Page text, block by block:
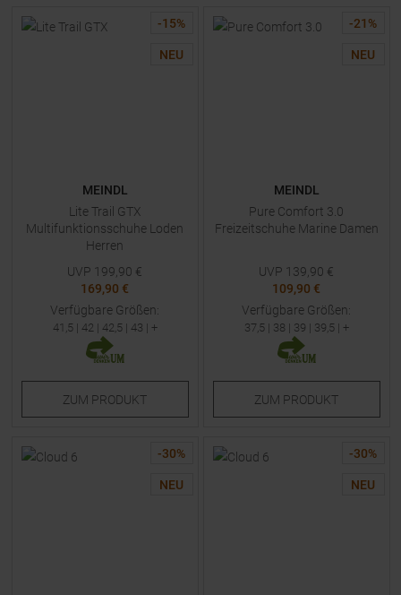
-15%
NEU
MEINDL
Lite Trail GTX
Multifunktionsschuhe Loden
Herren
UVP 199,90 €
169,90 €
Verfügbare Größen:
41,5 | 42| 42,5 | 43 | +
ZUM PRODUKT
-21 %
NEU
MEINDL
Pure Comfort 3.0
Freizeitschuhe Marine Damen
UVP 139,90 €
109,90 €
Verfügbare Größen:
37,5 | 38 | 39 | 39,5 | +
ZUM PRODUKT
-30%
NEU
-30%
NEU